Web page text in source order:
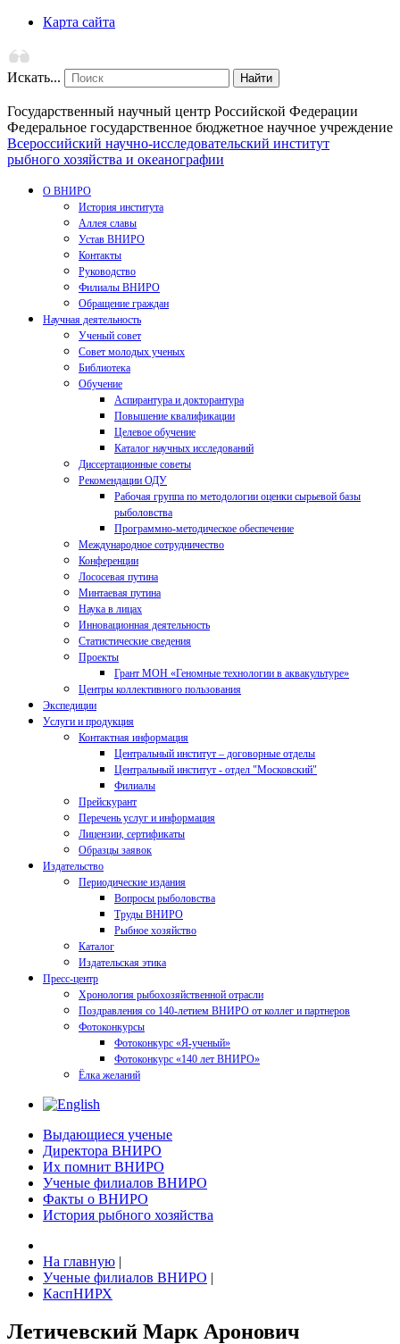
Карта сайта
Искать... Найти
Государственный научный центр Российской Федерации
Федеральное государственное бюджетное научное учреждение
Всероссийский научно-исследовательский институт
рыбного хозяйства и океанографии
О ВНИРО
История института
Аллея славы
Устав ВНИРО
Контакты
Руководство
Филиалы ВНИРО
Обращение граждан
Научная деятельность
Ученый совет
Совет молодых ученых
Библиотека
Обучение
Аспирантура и докторантура
Повышение квалификации
Целевое обучение
Каталог научных исследований
Диссертационные советы
Рекомендации ОДУ
Рабочая группа по методологии оценки сырьевой базы
рыболовства
Программно-методическое обеспечение
Международное сотрудничество
Конференции
Лососевая путина
Минтаевая путина
Наука в лицах
Инновационная деятельность
Статистические сведения
Проекты
Грант МОН «Геномные технологии в аквакультуре»
Центры коллективного пользования
Экспедиции
Услуги и продукция
Контактная информация
Центральный институт – договорные отделы
Центральный институт - отдел "Московский"
Филиалы
Прейскурант
Перечень услуг и информация
Лицензии, сертификаты
Образцы заявок
Издательство
Периодические издания
Вопросы рыболовства
Труды ВНИРО
Рыбное хозяйство
Каталог
Издательская этика
Пресс-центр
Хронология рыбохозяйственной отрасли
Поздравления со 140-летием ВНИРО от коллег и партнеров
Фотоконкурсы
Фотоконкурс «Я-ученый»
Фотоконкурс «140 лет ВНИРО»
Ёлка желаний
Выдающиеся ученые
Директора ВНИРО
Их помнит ВНИРО
Ученые филиалов ВНИРО
Факты о ВНИРО
История рыбного хозяйства
На главную |
Ученые филиалов ВНИРО |
КаспНИРХ
Летичевский Марк Аронович